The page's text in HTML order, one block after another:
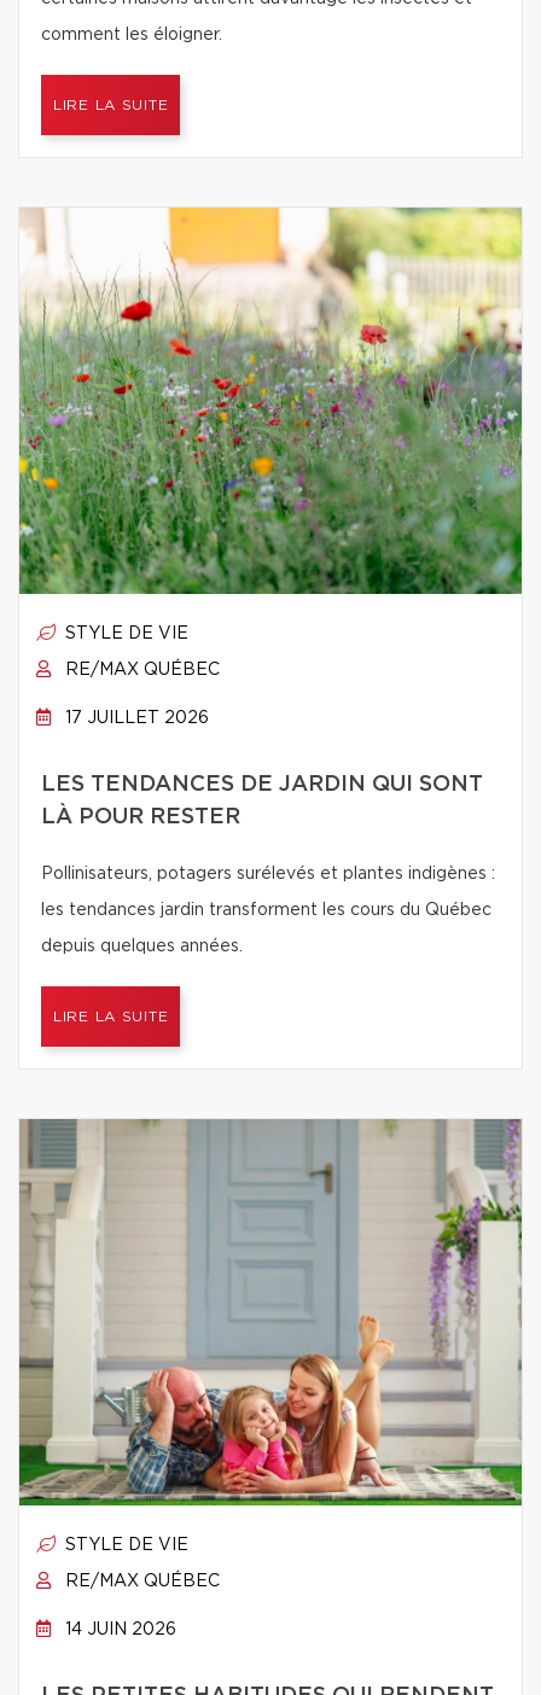
comment les éloigner.
LIRE LA SUITE
STYLE DE VIE
RE/MAX QUÉBEC
17 JUILLET 2026
LES TENDANCES DE JARDIN QUI SONT
LÀ POUR RESTER
Pollinisateurs, potagers surélevés et plantes indigènes :
les tendances jardin transforment les cours du Québec
depuis quelques années.
LIRE LA SUITE
STYLE DE VIE
RE/MAX QUÉBEC
14 JUIN 2026